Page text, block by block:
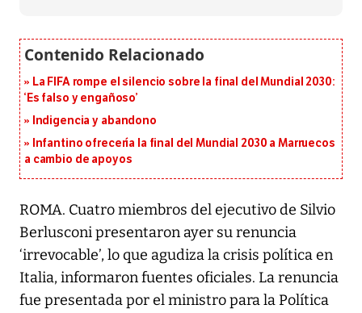
La FIFA rompe el silencio sobre la final del Mundial 2030:
‘Es falso y engañoso’
Indigencia y abandono
Infantino ofrecería la final del Mundial 2030 a Marruecos
a cambio de apoyos
ROMA. Cuatro miembros del ejecutivo de Silvio
Berlusconi presentaron ayer su renuncia
‘irrevocable’, lo que agudiza la crisis política en
Italia, informaron fuentes oficiales. La renuncia
fue presentada por el ministro para la Política